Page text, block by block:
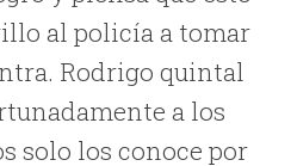
al policía a tomar
Rodrigo quintal
a los
solo los conoce por